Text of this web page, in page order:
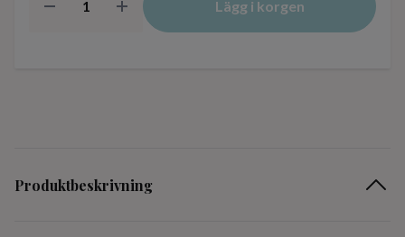
Lägg i korgen
Produktbeskrivning